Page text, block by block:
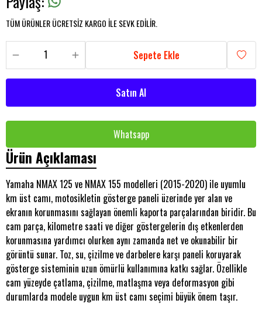
TÜM ÜRÜNLER ÜCRETSİZ KARGO İLE SEVK EDİLİR.
Sepete Ekle
Satın Al
Whatsapp
Ürün Açıklaması
Yamaha NMAX 125 ve NMAX 155 modelleri (2015-2020) ile uyumlu
km üst camı, motosikletin gösterge paneli üzerinde yer alan ve
ekranın korunmasını sağlayan önemli kaporta parçalarından biridir. Bu
cam parça, kilometre saati ve diğer göstergelerin dış etkenlerden
korunmasına yardımcı olurken aynı zamanda net ve okunabilir bir
görüntü sunar. Toz, su, çizilme ve darbelere karşı paneli koruyarak
gösterge sisteminin uzun ömürlü kullanımına katkı sağlar. Özellikle
cam yüzeyde çatlama, çizilme, matlaşma veya deformasyon gibi
durumlarda modele uygun km üst camı seçimi büyük önem taşır.